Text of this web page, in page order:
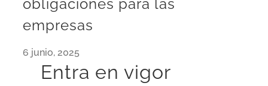
obligaciones para las
empresas
6 junio, 2025
Entra en vigor